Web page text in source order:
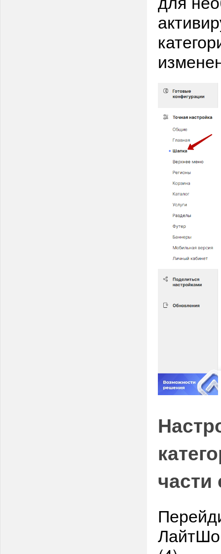
части